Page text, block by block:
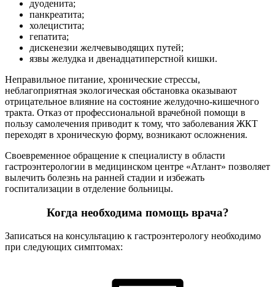
дуоденита;
панкреатита;
холецистита;
гепатита;
дискенезии желчевыводящих путей;
язвы желудка и двенадцатиперстной кишки.
Неправильное питание, хронические стрессы,
неблагоприятная экологическая обстановка оказывают
отрицательное влияние на состояние желудочно-кишечного
тракта. Отказ от профессиональной врачебной помощи в
пользу самолечения приводит к тому, что заболевания ЖКТ
переходят в хроническую форму, возникают осложнения.
Своевременное обращение к специалисту в области
гастроэнтерологии в медицинском центре «Атлант» позволяет
вылечить болезнь на ранней стадии и избежать
госпитализации в отделение больницы.
Когда необходима помощь врача?
Записаться на консультацию к гастроэнтерологу необходимо
при следующих симптомах: